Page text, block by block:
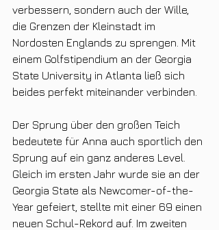
verbessern, sondern auch der Wille,
die Grenzen der Kleinstadt im
Nordosten Englands zu sprengen. Mit
einem Golfstipendium an der Georgia
State University in Atlanta ließ sich
beides perfekt miteinander verbinden.
Der Sprung über den großen Teich
bedeutete für Anna auch sportlich den
Sprung auf ein ganz anderes Level.
Gleich im ersten Jahr wurde sie an der
Georgia State als Newcomer-of-the-
Year gefeiert, stellte mit einer 69 einen
neuen Schul-Rekord auf. Im zweiten